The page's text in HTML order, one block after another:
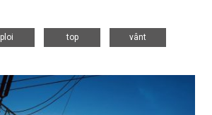
ploi
top
vânt